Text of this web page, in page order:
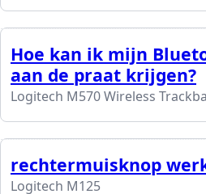
Hoe kan ik mijn
aan de praat krijgen?
Logitech M570 Wireless
rechtermuisknop
Logitech M125